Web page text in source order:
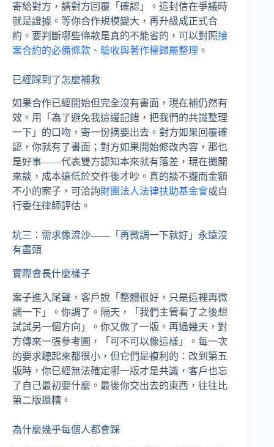
寄給對方，請對方回覆「確認」。這封信在爭議時
就是證據。等你合作規模變大，再升級成正式合
約。要判斷哪些條款是真的不能省的，可以對照接
案合約的必備條款、驗收與著作權歸屬整理 。
已經踩到了怎麼補救
如果合作已經開始但完全沒有書面，現在補仍然有
效。用「為了避免我這邊記錯，把我們的共識整理
一下」的口吻，寄一份摘要出去。對方如果回覆確
認，你就有了書面；對方如果開始修改內容，那也
是好事——代表雙方認知本來就有落差，現在攤開
來談，成本遠低於交件後才吵。真的談不攏而金額
不小的案子，可洽詢財團法人法律扶助基金會或自
行委任律師評估。
坑三：需求像流沙——「再微調一下就好」永遠沒
有盡頭
實際會長什麼樣子
案子進入尾聲，客戶說「整體很好，只是這裡再微
調一下」。你調了。隔天，「我們主管看了之後想
試試另一個方向」。你又做了一版。再過幾天，對
方傳來一張參考圖，「可不可以像這樣」。每一次
的要求聽起來都很小，但它們是複利的：改到第五
版時，你已經無法確定哪一版才是共識，客戶也忘
了自己最初要什麼。最後你交出去的東西，往往比
第二版還糟。
為什麼幾乎每個人都會踩